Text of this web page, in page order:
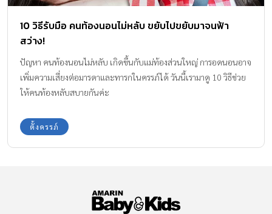
10 วิธีรับมือ คนท้องนอนไม่หลับ ขยับไปขยับมาจนฟ้า
สว่าง!
ปัญหา คนท้องนอนไม่หลับ เกิดขึ้นกับแม่ท้องส่วนใหญ่ การอดนอนอาจ
เพิ่มความเสี่ยงต่อมารดาและทารกในครรภ์ได้ วันนี้เรามาดู 10 วิธีช่วย
ให้คนท้องหลับสบายกันค่ะ
ตั้งครรภ์